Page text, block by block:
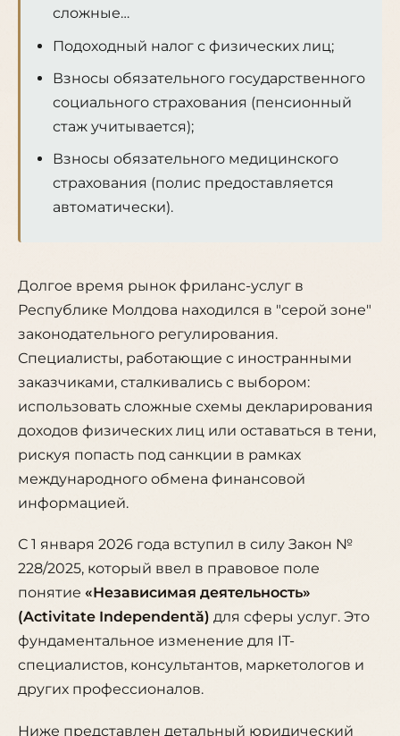
сложные…
Подоходный налог с физических лиц;
Взносы обязательного государственного
социального страхования (пенсионный
стаж учитывается);
Взносы обязательного медицинского
страхования (полис предоставляется
автоматически).
Долгое время рынок фриланс-услуг в
Республике Молдова находился в "серой зоне"
законодательного регулирования.
Специалисты, работающие с иностранными
заказчиками, сталкивались с выбором:
использовать сложные схемы декларирования
доходов физических лиц или оставаться в тени,
рискуя попасть под санкции в рамках
международного обмена финансовой
информацией.
С 1 января 2026 года вступил в силу Закон №
228/2025, который ввел в правовое поле
понятие «Независимая деятельность»
(Activitate Independentă) для сферы услуг. Это
фундаментальное изменение для IT-
специалистов, консультантов, маркетологов и
других профессионалов.
Ниже представлен детальный юридический